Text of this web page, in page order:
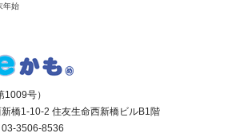
年始
1009号）
橋1-10-2 住友生命西新橋ビルB1階
3506-8536